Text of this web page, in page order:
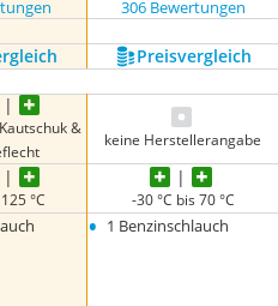
306 Bewertungen
Preis­vergleich
&
keine Herstellerangabe
°C -30 °C bis 70 °C
• 1 Benzinschlauch